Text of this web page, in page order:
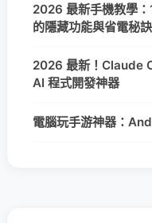
2026 最新手機教學
的隱藏功能與省電秘訣
2026 最新！Claude
AI 程式開發神器
電腦玩手游神器：